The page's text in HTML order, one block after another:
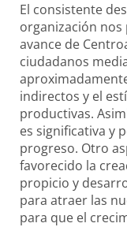
El consistente
organización
avance de
ciudadanos
indirectos y el
productivas.
es significativa y
progreso. Otro
favorecido la
propicio y
para atraer las
para que el